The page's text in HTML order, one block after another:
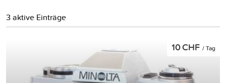
3 aktive Einträge
10 CHF / Tag